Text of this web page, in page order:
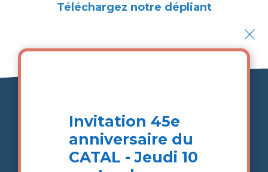
Téléchargez notre dépliant
Une approche globale qui a
fait ses preuves
×
Invitation 45e
anniversaire du
CATAL - Jeudi 10